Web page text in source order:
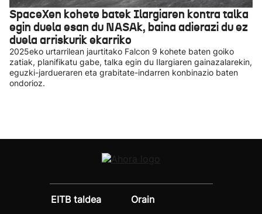
SpaceXen kohete batek Ilargiaren kontra talka
egin duela esan du NASAk, baina adierazi du ez
duela arriskurik ekarriko
2025eko urtarrilean jaurtitako Falcon 9 kohete baten goiko
zatiak, planifikatu gabe, talka egin du Ilargiaren gainazalarekin,
eguzki-jardueraren eta grabitate-indarren konbinazio baten
ondorioz.
EITB taldea
Orain